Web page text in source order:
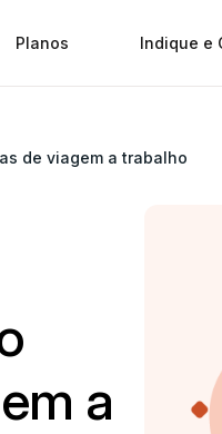
Planos Indique e
de viagem a trabalho
a